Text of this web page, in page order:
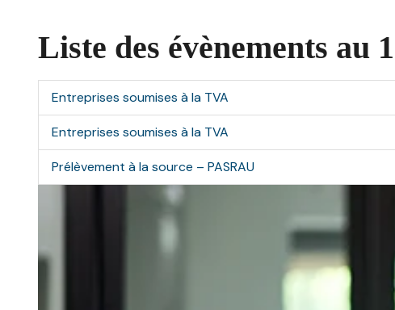
Liste des évènements au
Entreprises soumises à la TVA
Entreprises soumises à la TVA
Prélèvement à la source – PASRAU